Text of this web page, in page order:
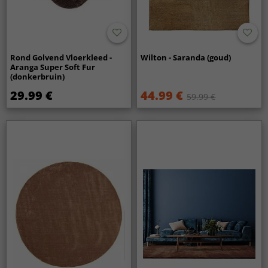
Rond Golvend Vloerkleed -
Aranga Super Soft Fur
(donkerbruin)
29.99 €
Wilton - Saranda (goud)
44.99 € 59.99 €